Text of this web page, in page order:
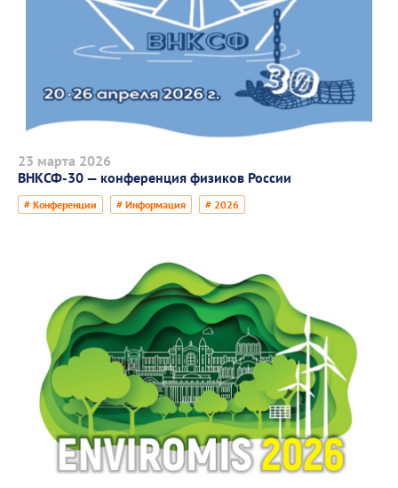
23 марта 2026
ВНКСФ-30 — конференция физиков России
# Конференции # Информация # 2026